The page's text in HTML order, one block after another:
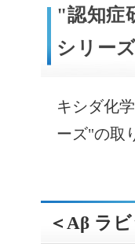
"認知症
シリー
キシダ化
ーズ"の取
＜Aβ ラ